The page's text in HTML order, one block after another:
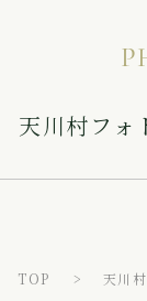
天川村フォ
TOP 天川